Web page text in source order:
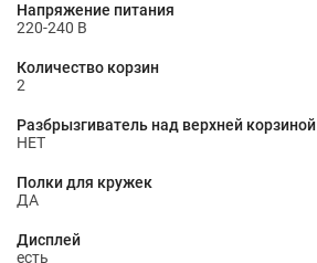
Напряжение питания
220-240 В
Количество корзин
2
Разбрызгиватель над верхней корзиной
НЕТ
Полки для кружек
ДА
Дисплей
есть